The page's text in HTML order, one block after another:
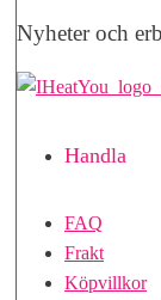
Nyheter och
Handla
FAQ
Frakt
Köpvillkor